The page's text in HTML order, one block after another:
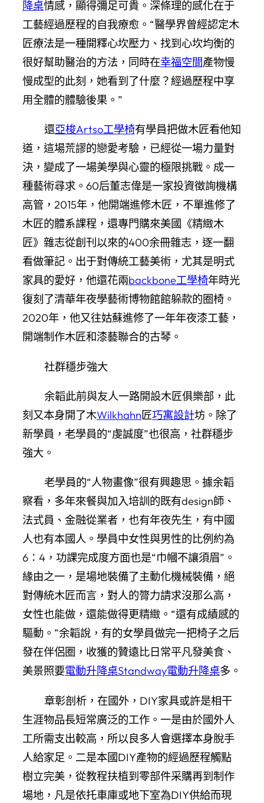
降桌情感，顯得彌足可貴。深條理的感化在于
工藝經過歷程的自我療愈。“醫學界曾經認定木
匠療法是一種開釋心坎壓力、找到心坎均衡的
很好幫助醫治的方法，同時在幸福空間產物慢
慢成型的此刻，她看到了什麼？經過歷程中享
用全體的體驗後果。”
還亞梭Artso工學椅有學員把做木匠看他知
道，這場荒謬的戀愛考驗，已經從一場力量對
決，變成了一場美學與心靈的極限挑戰。成一
種藝術尋求。60后董志偉是一家投資徵詢機構
高管，2015年，他開端進修木匠，不單進修了
木匠的體系課程，還專門購來美國《精緻木
匠》雜志從創刊以來的400余冊雜志，逐一翻
看做筆記。出于對傳統工藝美術，尤其是明式
家具的愛好，他還花兩backbone工學椅年時光
復刻了清華年夜學藝術博物館館躲款的圈椅。
2020年，他又往姑蘇進修了一年年夜漆工藝，
開端制作木匠和漆藝聯合的古琴。
社群穩步強大
余韜此前與友人一路開設木匠俱樂部，此
刻又本身開了木Wilkhahn匠巧寓設計坊。除了
新學員，老學員的“虔誠度”也很高，社群穩步
強大。
老學員的“人物畫像”很有興趣思。據余韜
察看，多年來餐與加入培訓的既有design師、
法式員、金融從業者，也有年夜先生，有中國
人也有本國人。學員中女性與男性的比例約為
6∶4，功課完成度方面也是“巾幗不讓須眉”。
緣由之一，是場地裝備了主動化機械裝備，絕
對傳統木匠而言，對人的膂力請求沒那么高，
女性也能做，還能做得更精緻。“還有成績感的
驅動。”余韜說，有的女學員做完一把椅子之后
發在伴侶圈，收獲的贊遠比日常平凡發美食、
美景照要電動升降桌Standway電動升降桌多。
章彰剖析，在國外，DIY家具或許是相干
生涯物品長短常廣泛的工作。一是由於國外人
工所需支出較高，所以良多人會選擇本身脫手
人給家足。二是本國DIY產物的經過歷程觸點
樹立完美，從教程扶植到零部件采購再到制作
場地，凡是依托車庫或地下室為DIY供給而現